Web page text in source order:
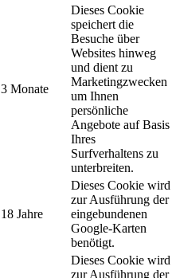
3 Monate
Dieses Cookie
speichert die
Besuche über
Websites hinweg
und dient zu
Marketingzwecken
um Ihnen
persönliche
Angebote auf Basis
Ihres
Surfverhaltens zu
unterbreiten.
18 Jahre
Dieses Cookie wird
zur Ausführung der
eingebundenen
Google-Karten
benötigt.
Dieses Cookie wird
zur Ausführung der